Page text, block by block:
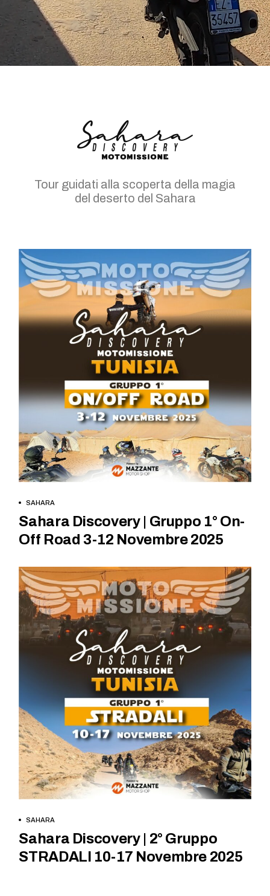
Tour guidati alla scoperta della magia
del deserto del Sahara
SAHARA
Sahara Discovery | Gruppo 1° On-
Off Road 3-12 Novembre 2025
SAHARA
Sahara Discovery | 2° Gruppo
STRADALI 10-17 Novembre 2025